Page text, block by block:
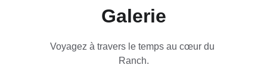
Galerie
Voyagez à travers le temps au cœur du
Ranch.